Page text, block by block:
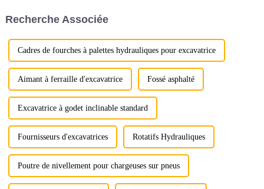
Recherche Associée
Cadres de fourches à palettes hydrauliques pour excavatrice
Aimant à ferraille d'excavatrice Fossé asphalté
Excavatrice à godet inclinable standard
Fournisseurs d'excavatrices Rotatifs Hydrauliques
Poutre de nivellement pour chargeuses sur pneus